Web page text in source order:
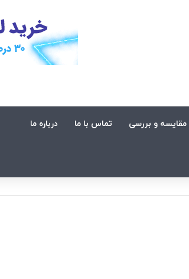
مقایسه و بررسی تماس با ما درباره ما